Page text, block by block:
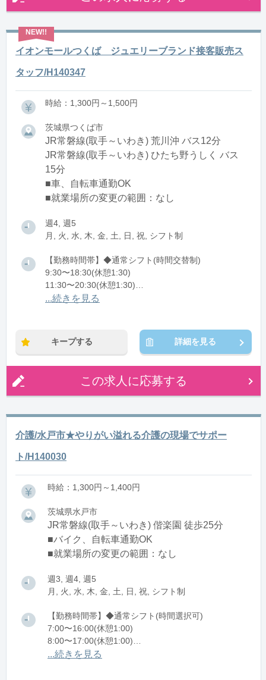
イオンモールつくば ジュエリーブランド接客販売ス
タッフ/H140347
時給：1,300円～1,500円
茨城県つくば市
JR常磐線(取手～いわき) 荒川沖 バス12分
JR常磐線(取手～いわき) ひたち野うしく バス
15分
■車、自転車通勤OK
■就業場所の変更の範囲：なし
週4, 週5
月, 火, 水, 木, 金, 土, 日, 祝, シフト制
【勤務時間帯】◆通常シフト(時間交替制)
9:30〜18:30(休憩1:30)
11:30〜20:30(休憩1:30)
12:30〜21:30(休憩1:30)
...続きを見る
キープする 詳細を見る
この求人に応募する
介護/水戸市★やりがい溢れる介護の現場でサポー
ト/H140030
時給：1,300円～1,400円
茨城県水戸市
JR常磐線(取手～いわき) 偕楽園 徒歩25分
■バイク、自転車通勤OK
■就業場所の変更の範囲：なし
週3, 週4, 週5
月, 火, 水, 木, 金, 土, 日, 祝, シフト制
【勤務時間帯】◆通常シフト(時間選択可)
7:00〜16:00(休憩1:00)
8:00〜17:00(休憩1:00)
12:00〜21:00(休憩1:00)
...続きを見る